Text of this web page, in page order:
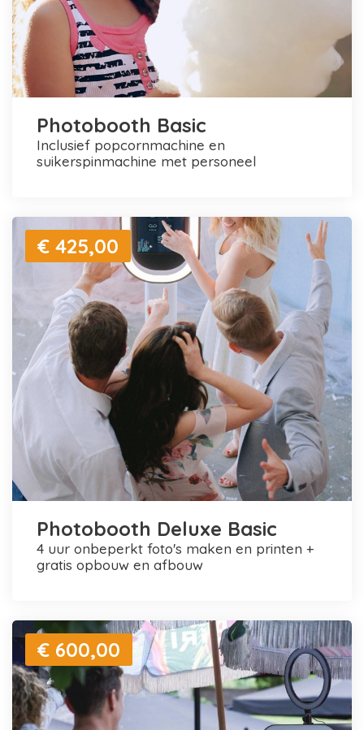
Photobooth Basic
inclusief popcornmachine en
suikerspinmachine met personeel
€ 425,00
Photobooth Deluxe Basic
4 uur onbeperkt foto's maken en printen +
gratis opbouw en afbouw
€ 600,00